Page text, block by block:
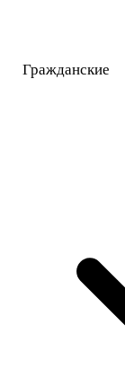
Гражданские